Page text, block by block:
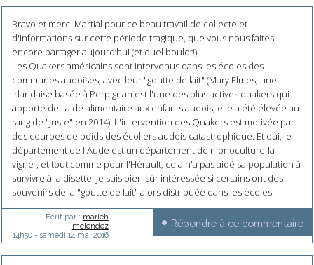
Bravo et merci Martial pour ce beau travail de collecte et
d'informations sur cette période tragique, que vous nous faites
encore partager aujourd’hui (et quel boulot!).
Les Quakers américains sont intervenus dans les écoles des
communes audoises, avec leur "goutte de lait" (Mary Elmes, une
irlandaise basée à Perpignan est l'une des plus actives quakers qui
apporte de l'aide alimentaire aux enfants audois, elle a été élevée au
rang de "Juste" en 2014). L'intervention des Quakers est motivée par
des courbes de poids des écoliers audois catastrophique. Et oui, le
département de l'Aude est un département de monoculture-la
vigne-, et tout comme pour l'Hérault, cela n'a pas aidé sa population à
survivre à la disette. Je suis bien sûr intéressée si certains ont des
souvenirs de la "goutte de lait" alors distribuée dans les écoles.
Écrit par : marieh
melendez
14h50- samedi 14 mai 2016
Répondre à ce commentaire